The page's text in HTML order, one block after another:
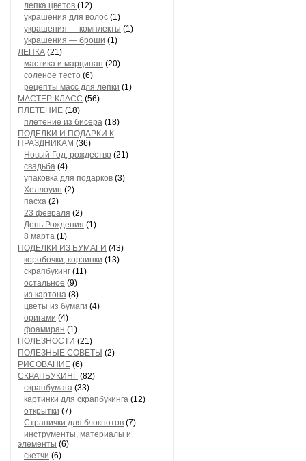
лепка цветов (12)
украшения для волос (1)
украшения — комплекты (1)
украшения — броши (1)
ЛЕПКА (21)
мастика и марципан (20)
соленое тесто (6)
рецепты масс для лепки (1)
МАСТЕР-КЛАСС (56)
ПЛЕТЕНИЕ (18)
плетение из бисера (18)
ПОДЕЛКИ И ПОДАРКИ К
ПРАЗДНИКАМ (36)
Новый Год, рождество (21)
свадьба (4)
упаковка для подарков (3)
Хеллоуин (2)
пасха (2)
23 февраля (2)
День Рождения (1)
8 марта (1)
ПОДЕЛКИ ИЗ БУМАГИ (43)
коробочки, корзинки (13)
скрапбукинг (11)
остальное (9)
из картона (8)
цветы из бумаги (4)
оригами (4)
фоамиран (1)
ПОЛЕЗНОСТИ (21)
ПОЛЕЗНЫЕ СОВЕТЫ (2)
РИСОВАНИЕ (6)
СКРАПБУКИНГ (82)
скрапбумага (33)
картинки для скрапбукинга (12)
открытки (7)
Странички для блокнотов (7)
инструменты, материалы и
элементы (6)
скетчи (6)